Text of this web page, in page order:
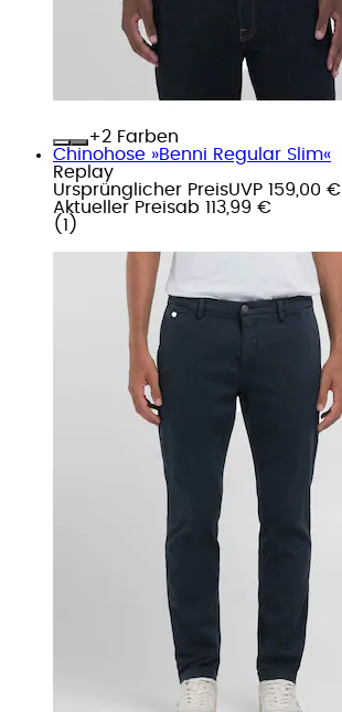
+
Farben
Chinohose »Benni Regular Slim«
Replay
Ursprünglicher PreisUVP 159,00 €
Aktueller Preisab 113,99 €
( 1 )